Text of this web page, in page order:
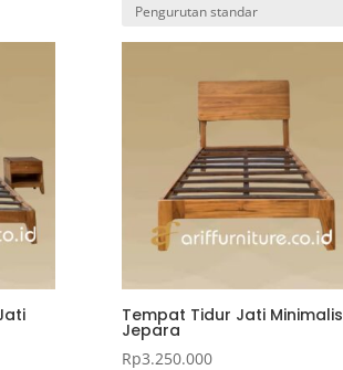
Tempat Tidur Jati Minimalis
Jepara
Rp3.250.000